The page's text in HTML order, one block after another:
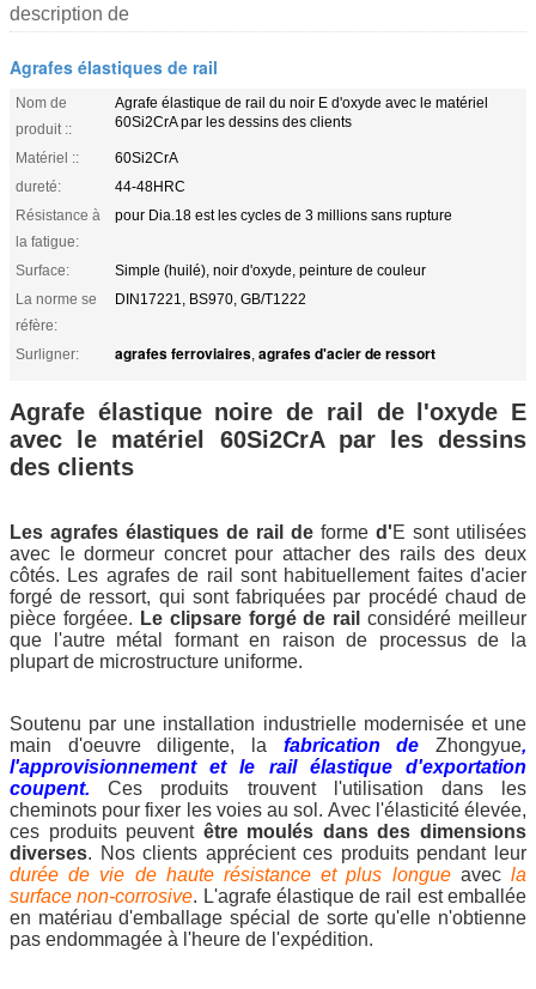
description de
Agrafes élastiques de rail
Nom de
produit ::
Agrafe élastique de rail du noir E d'oxyde avec le matériel
60Si2CrA par les dessins des clients
Matériel ::
60Si2CrA
dureté:
44-48HRC
Résistance à
la fatigue:
pour Dia.18 est les cycles de 3 millions sans rupture
Surface:
Simple (huilé), noir d'oxyde, peinture de couleur
La norme se
réfère:
DIN17221, BS970, GB/T1222
Surligner: agrafes ferroviaires, agrafes d'acier de ressort
Agrafe élastique noire de rail de l'oxyde E
avec le matériel 60Si2CrA par les dessins
des clients
Les agrafes élastiques de rail de forme d'E sont utilisées
avec le dormeur concret pour attacher des rails des deux
côtés. Les agrafes de rail sont habituellement faites d'acier
forgé de ressort, qui sont fabriquées par procédé chaud de
pièce forgéee. Le clipsare forgé de rail considéré meilleur
que l'autre métal formant en raison de processus de la
plupart de microstructure uniforme.
Soutenu par une installation industrielle modernisée et une
main d'oeuvre diligente, la fabrication de Zhongyue,
l'approvisionnement et le rail élastique d'exportation
coupent.
Ces produits trouvent l'utilisation dans les
cheminots pour fixer les voies au sol. Avec l'élasticité élevée,
ces produits peuvent être moulés dans des dimensions
diverses. Nos clients apprécient ces produits pendant leur
durée de vie de haute résistance et plus longueavecla
surface non-corrosive. L'agrafe élastique de rail est emballée
en matériau d'emballage spécial de sorte qu'elle n'obtienne
pas endommagée à l'heure de l'expédition.